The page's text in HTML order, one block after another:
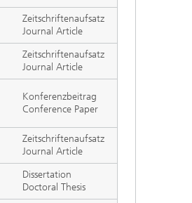
Zeitschriftenaufsatz
Journal Article
Zeitschriftenaufsatz
Journal Article
Konferenzbeitrag
Conference Paper
Zeitschriftenaufsatz
Journal Article
Dissertation
Doctoral Thesis